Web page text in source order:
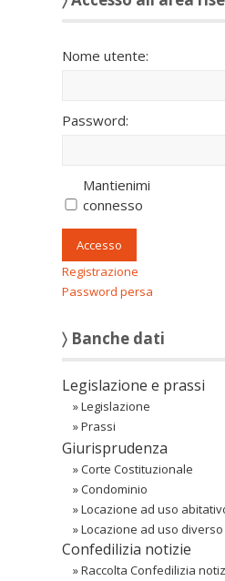
Nome utente:
Password:
Mantienimi
connesso
Accesso
Registrazione
Password persa
〉 Banche dati
Legislazione e prassi
»Legislazione
»Prassi
Giurisprudenza
»Corte Costituzionale
»Condominio
»Locazione ad uso
»Locazione ad uso
Confedilizia notizie
»Raccolta Confedilizia